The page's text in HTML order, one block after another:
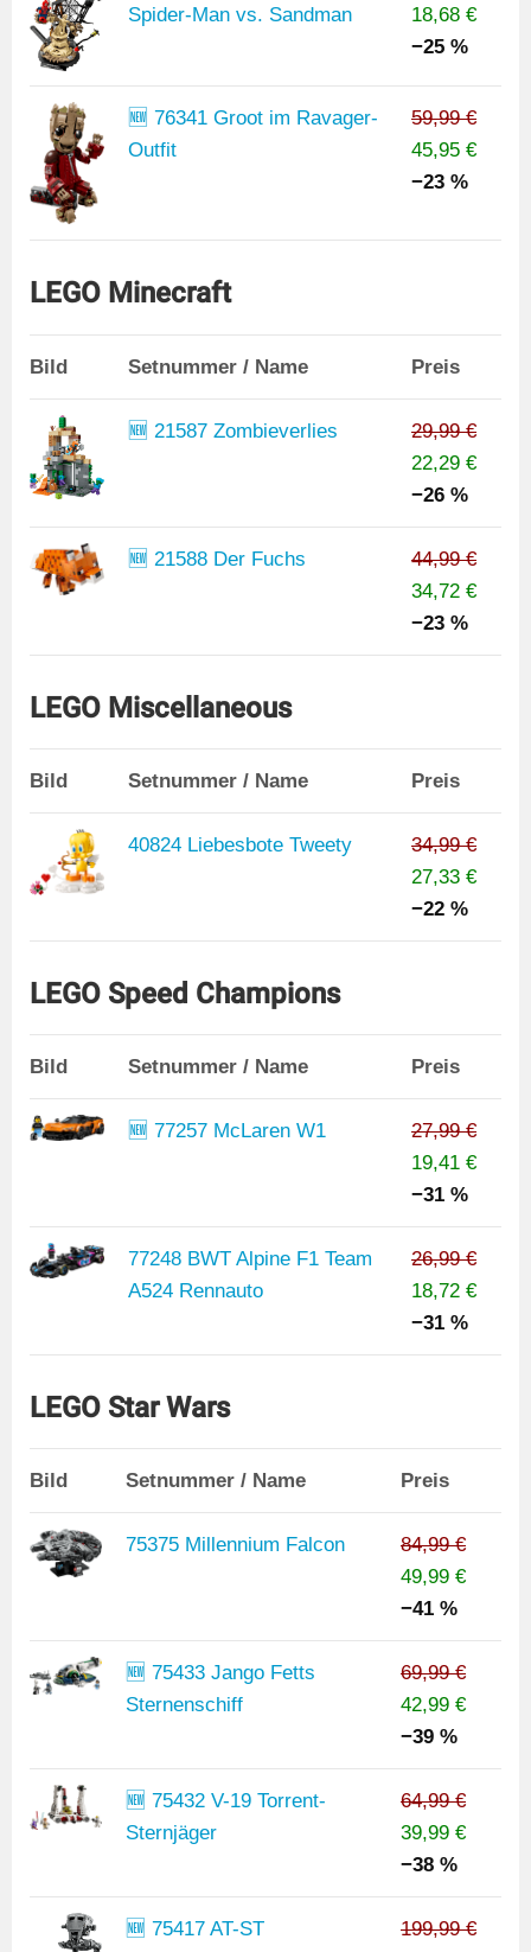
Spider-Man vs. Sandman
18,68 €
−25 %
🆕 76341 Groot im Ravager-
Outfit
59,99 €
45,95 €
−23 %
LEGO Minecraft
Bild Setnummer / Name Preis
🆕 21587 Zombieverlies
29,99 €
22,29 €
−26 %
🆕 21588 Der Fuchs
44,99 €
34,72 €
−23 %
LEGO Miscellaneous
Bild Setnummer / Name Preis
40824 Liebesbote Tweety
34,99 €
27,33 €
−22 %
LEGO Speed Champions
Bild Setnummer / Name Preis
🆕 77257 McLaren W1
27,99 €
19,41 €
−31 %
77248 BWT Alpine F1 Team
A524 Rennauto
26,99 €
18,72 €
−31 %
LEGO Star Wars
Bild Setnummer / Name Preis
75375 Millennium Falcon
84,99 €
49,99 €
−41 %
🆕 75433 Jango Fetts
Sternenschiff
69,99 €
42,99 €
−39 %
🆕 75432 V-19 Torrent-
Sternjäger
64,99 €
39,99 €
−38 %
🆕 75417 AT-ST
199,99 €